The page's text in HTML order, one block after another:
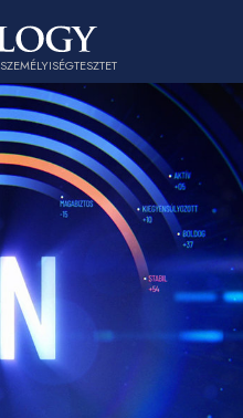
SZEMÉLYISÉGTESZTET